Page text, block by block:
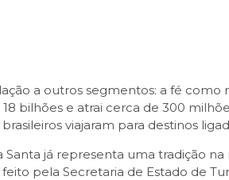
a outros segmentos: a fé
bilhões e atrai cerca de 300
viajaram para destinos
Santa já representa uma tradição
pela Secretaria de Estado de